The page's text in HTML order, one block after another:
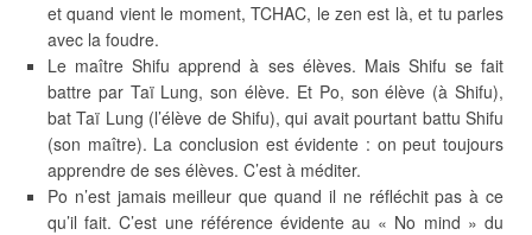
et quand vient le moment, TCHAC, le zen est là, et tu parles
avec la foudre.
Le maître Shifu apprend à ses élèves. Mais Shifu se fait
battre par Taï Lung, son élève. Et Po, son élève (à Shifu),
bat Taï Lung (l’élève de Shifu), qui avait pourtant battu Shifu
(son maître). La conclusion est évidente : on peut toujours
apprendre de ses élèves. C’est à méditer.
Po n’est jamais meilleur que quand il ne réfléchit pas à ce
qu’il fait. C’est une référence évidente au « No mind » du